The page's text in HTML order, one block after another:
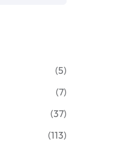
(5)
(7)
(37)
(113)